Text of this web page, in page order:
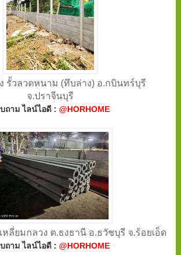
รั้วลวดหนาม (ทึบล่าง) อ.กบินทร์บุรี
จ.ปราจีนบุรี
ถาม ไลน์ไอดี :@HORHOME
หลี่ยมกลวง ต.ธงธานี อ.ธวัชบุรี จ.ร้อยเอ็ด
ถาม ไลน์ไอดี :@HORHOME